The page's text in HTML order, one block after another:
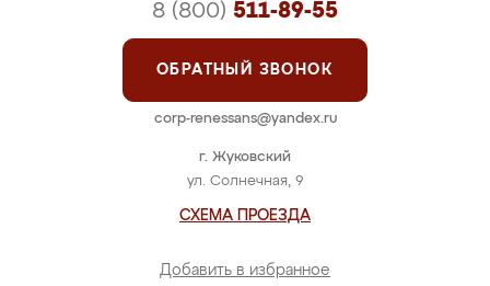
г. Жуковский
ул. Солнечная, 9
СХЕМА ПРОЕЗДА
Добавить в избранное
8 (800) 511-89-55
ОБРАТНЫЙ ЗВОНОК
corp-renessans@yandex.ru